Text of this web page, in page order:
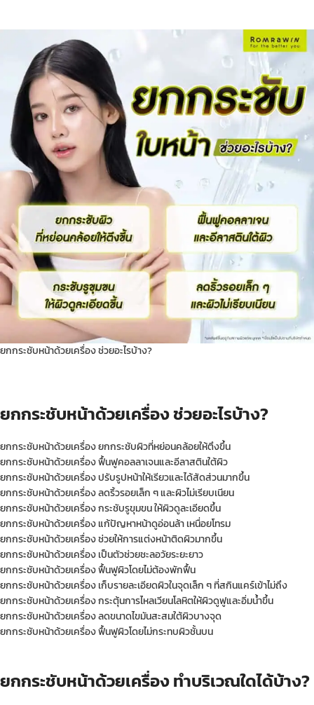
ยกกระชับหน้าด้วยเครื่อง ช่วยอะไรบ้าง?
ยกกระชับหน้าด้วยเครื่อง ช่วยอะไรบ้าง?
ยกกระชับหน้าด้วยเครื่อง ยกกระชับผิวที่หย่อนคล้อยให้ตึงขึ้น
ยกกระชับหน้าด้วยเครื่อง ฟื้นฟูคอลลาเจนและอีลาสตินใต้ผิว
ยกกระชับหน้าด้วยเครื่อง ปรับรูปหน้าให้เรียวและได้สัดส่วนมากขึ้น
ยกกระชับหน้าด้วยเครื่อง ลดริ้วรอยเล็ก ๆ และผิวไม่เรียบเนียน
ยกกระชับหน้าด้วยเครื่อง กระชับรูขุมขน ให้ผิวดูละเอียดขึ้น
ยกกระชับหน้าด้วยเครื่อง แก้ปัญหาหน้าดูอ่อนล้า เหนื่อยโทรม
ยกกระชับหน้าด้วยเครื่อง ช่วยให้การแต่งหน้าติดผิวมากขึ้น
ยกกระชับหน้าด้วยเครื่อง เป็นตัวช่วยชะลอวัยระยะยาว
ยกกระชับหน้าด้วยเครื่อง ฟื้นฟูผิวโดยไม่ต้องพักฟื้น
ยกกระชับหน้าด้วยเครื่อง เก็บรายละเอียดผิวในจุดเล็ก ๆ ที่สกินแคร์เข้าไม่ถึง
ยกกระชับหน้าด้วยเครื่อง กระตุ้นการไหลเวียนโลหิตให้ผิวดูฟูและอิ่มน้ำขึ้น
ยกกระชับหน้าด้วยเครื่อง ลดขนาดไขมันสะสมใต้ผิวบางจุด
ยกกระชับหน้าด้วยเครื่อง ฟื้นฟูผิวโดยไม่กระทบผิวชั้นบน
ยกกระชับหน้าด้วยเครื่อง ทำบริเวณใดได้บ้าง?